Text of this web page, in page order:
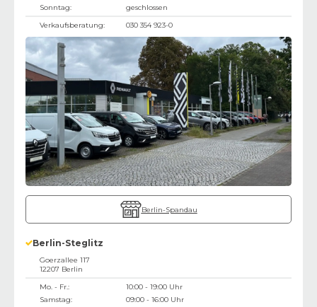
Sonntag:
geschlossen
Verkaufsberatung:
030 354 923-0
Berlin-Spandau
Berlin-Steglitz
Goerzallee 117
12207 Berlin
Mo. - Fr.:
10:00 - 19:00 Uhr
Samstag:
09:00 - 16:00 Uhr